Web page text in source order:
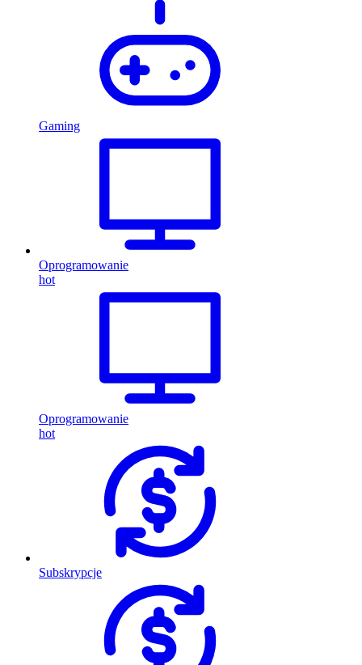
Gaming
Oprogramowanie
hot
Oprogramowanie
hot
Subskrypcje